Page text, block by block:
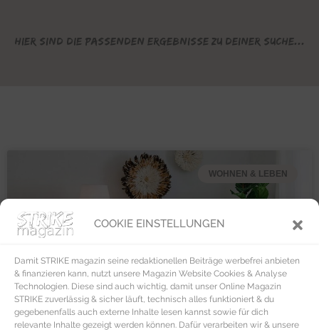
COOKIE EINSTELLUNGEN
Damit STRIKE magazin seine redaktionellen Beiträge werbefrei anbieten
& finanzieren kann, nutzt unsere Magazin Website Cookies & Analyse
Technologien. Diese sind auch wichtig, damit unser Online Magazin
STRIKE zuverlässig & sicher läuft, technisch alles funktioniert & du
gegebenenfalls auch externe Inhalte lesen kannst sowie für dich
relevante Inhalte gezeigt werden können. Dafür verarbeiten wir & unsere
Hier sind die passenden Ergebnisse zu deiner Suche...
WOHNEN & LEBEN